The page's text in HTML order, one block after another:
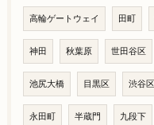
高輪ゲートウェイ 田町
神田 秋葉原 世田谷区
池尻大橋 目黒区 渋谷区
永田町 半蔵門 九段下